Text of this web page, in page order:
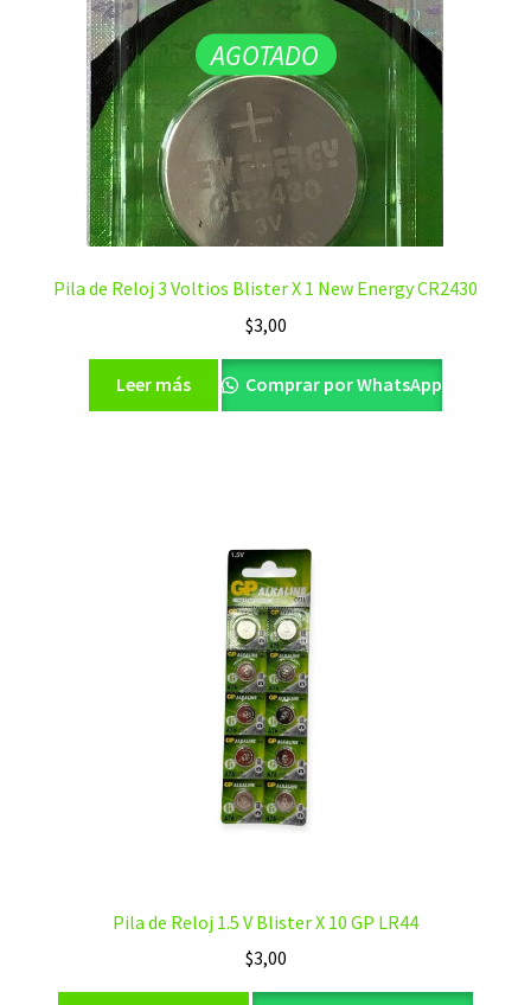
AGOTADO
Pila de Reloj 3 Voltios Blister X 1 New Energy CR2430
$3,00
Leer más Comprar por WhatsApp
Pila de Reloj 1.5 V Blister X 10 GP LR44
$3,00